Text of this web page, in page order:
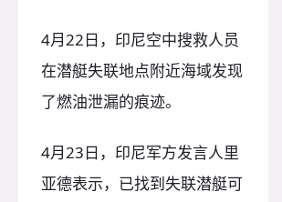
4月22日，印尼空中搜救人员
在潜艇失联地点附近海域发现
了燃油泄漏的痕迹。
4月23日，印尼军方发言人里
亚德表示，已找到失联潜艇可